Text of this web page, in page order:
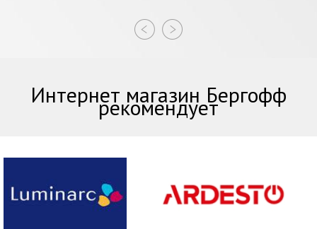
Интернет магазин Бергофф
рекомендует